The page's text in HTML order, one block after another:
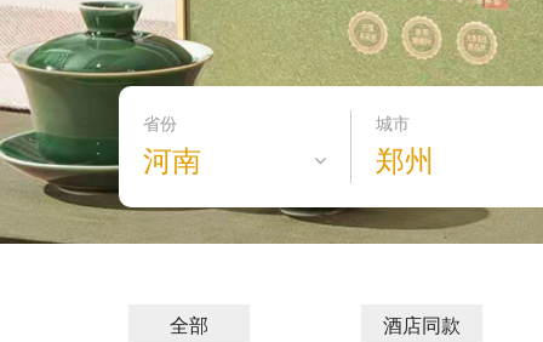
省份
河南
城市
郑州
全部 酒店同款